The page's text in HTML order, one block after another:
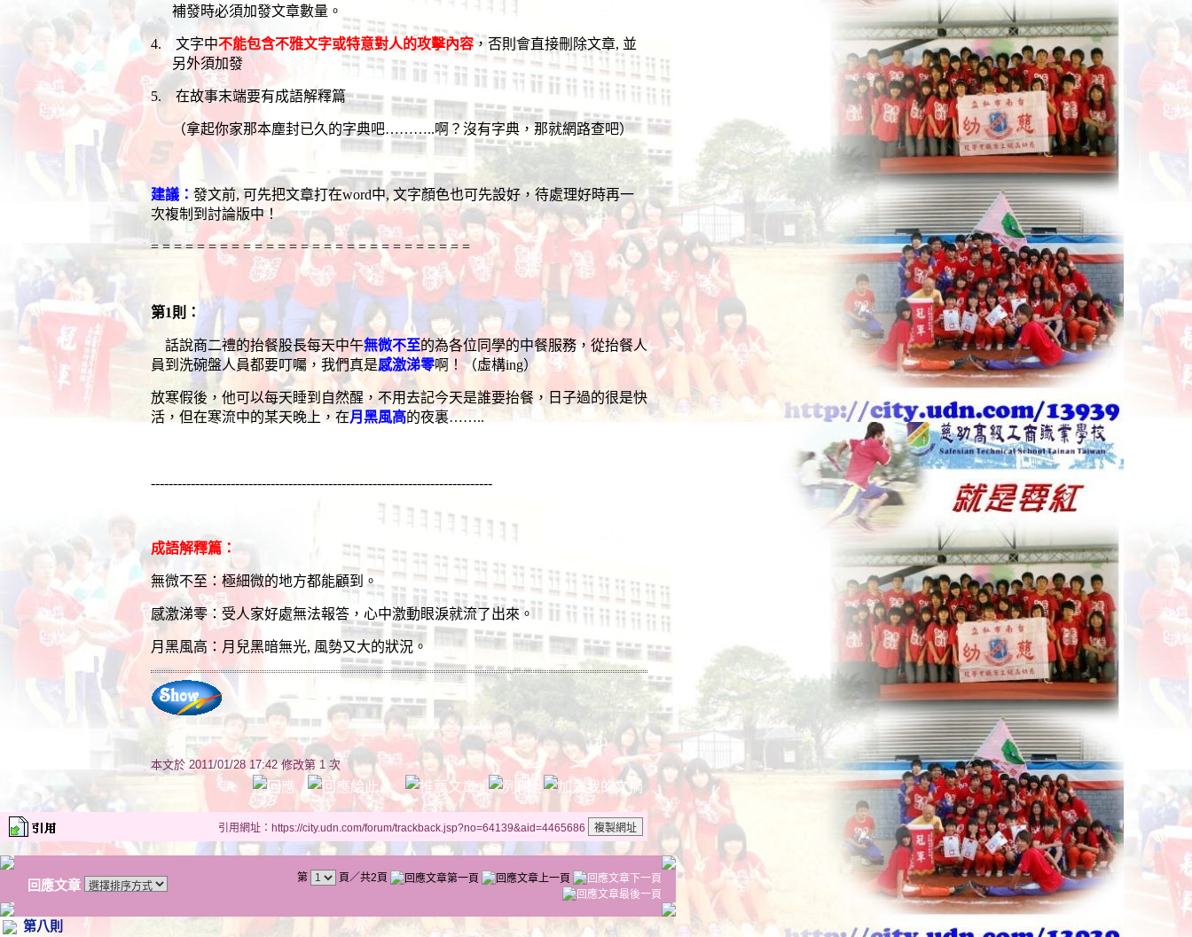
補發時必須加發文章數量。
4. 文字中不能包含不雅文字或特意對人的攻擊內容，否則會直接刪除文章, 並
另外須加發
5. 在故事末端要有成語解釋篇
（拿起你家那本塵封已久的字典吧………..啊？沒有字典，那就網路查吧）
建議： 發文前,可先把文章打在word中,文字顏色也可先設好，待處理好時再一
次複制到討論版中！
= = = = = = = = = = = = = = = = = = = = = = = = = = = =
第1則：
話說商二禮的抬餐股長每天中午無微不至的為各位同學的中餐服務，從抬餐人
員到洗碗盤人員都要叮囑，我們真是感激涕零啊！（虛構ing）
放寒假後，他可以每天睡到自然醒，不用去記今天是誰要抬餐，日子過的很是快
活，但在寒流中的某天晚上，在月黑風高的夜裏……..
-----------------------------------------------------------------------------
成語解釋篇：
無微不至：極細微的地方都能顧到。
感激涕零：受人家好處無法報答，心中激動眼淚就流了出來。
月黑風高：月兒黑暗無光, 風勢又大的狀況。
本文於 2011/01/28 17:42 修改第 1 次
引用網址：https://city.udn.com/forum/trackback.jsp?no=64139&aid=4465686
回應文章 第 頁／共2頁
第八則